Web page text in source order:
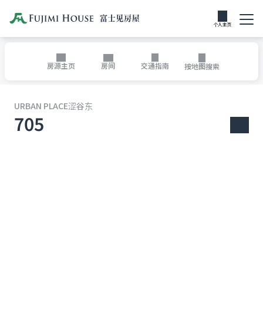
个人主页
房源主页 房间 交通指南 按地图搜索
URBAN PLACE涩谷东
705